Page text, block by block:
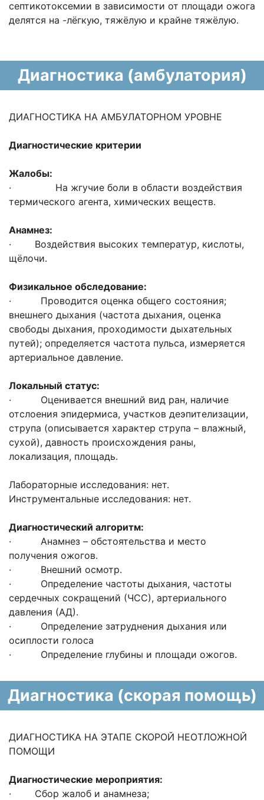
септикотоксемии в зависимости от площади ожога
делятся на -лёгкую, тяжёлую и крайне тяжёлую.
Диагностика (амбулатория)
ДИАГНОСТИКА НА АМБУЛАТОРНОМ УРОВНЕ
Диагностические критерии
Жалобы:
· На жгучие боли в области воздействия
термического агента, химических веществ.
Анамнез:
· Воздействия высоких температур, кислоты,
щёлочи.
Физикальное обследование:
· Проводится оценка общего состояния;
внешнего дыхания (частота дыхания, оценка
свободы дыхания, проходимости дыхательных
путей); определяется частота пульса, измеряется
артериальное давление.
Локальный статус:
· Оценивается внешний вид ран, наличие
отслоения эпидермиса, участков деэпителизации,
струпа (описывается характер струпа – влажный,
сухой), давность происхождения раны,
локализация, площадь.
Лабораторные исследования: нет.
Инструментальные исследования: нет.
Диагностический алгоритм:
· Анамнез – обстоятельства и место
получения ожогов.
· Внешний осмотр.
· Определение частоты дыхания, частоты
сердечных сокращений (ЧСС), артериального
давления (АД).
· Определение затруднения дыхания или
осиплости голоса
· Определение глубины и площади ожогов.
Диагностика (скорая помощь)
ДИАГНОСТИКА НА ЭТАПЕ СКОРОЙ НЕОТЛОЖНОЙ
ПОМОЩИ
Диагностические мероприятия:
· Сбор жалоб и анамнеза;